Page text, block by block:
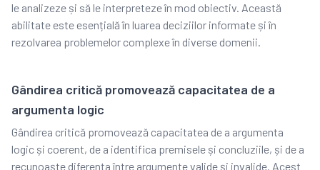
le analizeze și să le interpreteze în mod obiectiv. Această
abilitate este esențială în luarea deciziilor informate și în
rezolvarea problemelor complexe în diverse domenii.
Gândirea critică promovează capacitatea de a
argumenta logic
Gândirea critică promovează capacitatea de a argumenta
logic și coerent, de a identifica premisele și concluziile, și de a
recunoaște diferența între argumente valide și invalide. Acest